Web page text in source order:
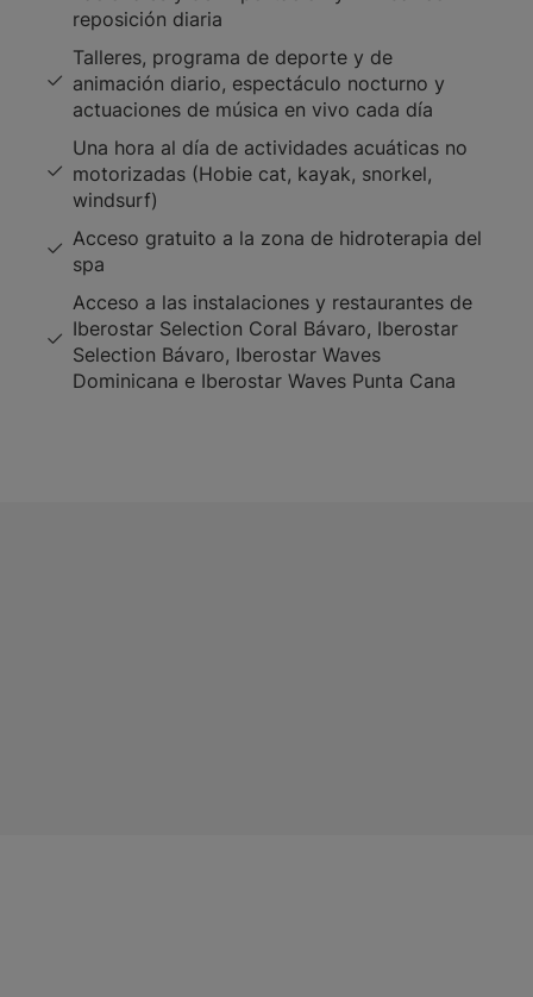
reposición diaria
Talleres, programa de deporte y de
animación diario, espectáculo nocturno y
actuaciones de música en vivo cada día
Una hora al día de actividades acuáticas no
motorizadas (Hobie cat, kayak, snorkel,
windsurf)
Acceso gratuito a la zona de hidroterapia del
spa
Acceso a las instalaciones y restaurantes de
Iberostar Selection Coral Bávaro, Iberostar
Selection Bávaro, Iberostar Waves
Dominicana e Iberostar Waves Punta Cana